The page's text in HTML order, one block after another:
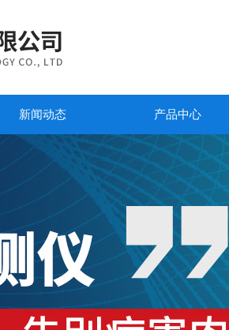
新闻动态 产品中心